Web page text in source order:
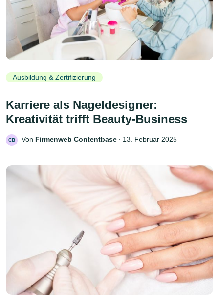
Ausbildung & Zertifizierung
Karriere als Nageldesigner:
Kreativität trifft Beauty-Business
CB Von Firmenweb Contentbase ‧ 13. Februar 2025